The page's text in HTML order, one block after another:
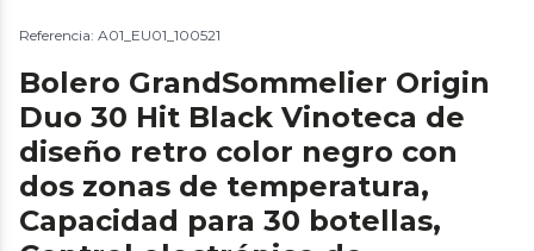
Referencia: A01_EU01_100521
Bolero GrandSommelier Origin
Duo 30 Hit Black Vinoteca de
diseño retro color negro con
dos zonas de temperatura,
Capacidad para 30 botellas,